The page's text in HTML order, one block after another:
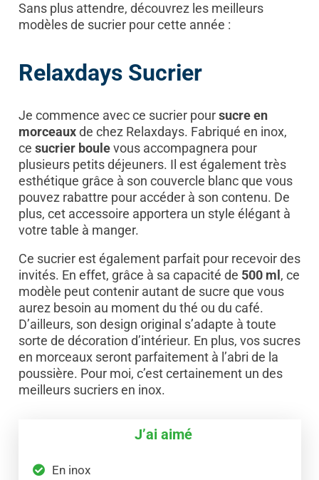
Sans plus attendre, découvrez les meilleurs
modèles de sucrier pour cette année :
Relaxdays Sucrier
Je commence avec ce sucrier poursucre en
morceauxde chez Relaxdays. Fabriqué en inox,
ce sucrier boulevous accompagnera pour
plusieurs petits déjeuners. Il est également très
esthétique grâce à son couvercle blanc que vous
pouvez rabattre pour accéder à son contenu. De
plus, cet accessoire apportera un style élégant à
votre table à manger.
Ce sucrier est également parfait pour recevoir des
invités. En effet, grâce à sa capacité de 500 ml, ce
modèle peut contenir autant de sucre que vous
aurez besoin au moment du thé ou du café.
D’ailleurs, son design original s’adapte à toute
sorte de décoration d’intérieur. En plus, vos sucres
en morceaux seront parfaitement à l’abri de la
poussière. Pour moi, c’est certainement un des
meilleurs sucriers en inox.
J’ai aimé
En inox